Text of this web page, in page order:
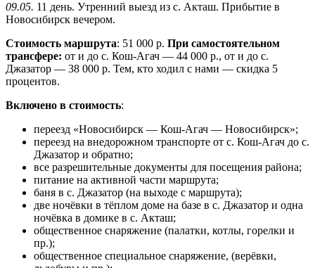
09.05. 11 день. Утренний выезд из с. Акташ. Прибытие в
Новосибирск вечером.
Стоимость маршрута: 51 000 р. При самостоятельном
трансфере: от и до с. Кош-Агач — 44 000 р., от и до с.
Джазатор — 38 000 р. Тем, кто ходил с нами — скидка 5
процентов.
Включено в стоимость:
переезд «Новосибирск — Кош-Агач — Новосибирск»;
переезд на внедорожном транспорте от с. Кош-Агач до с.
Джазатор и обратно;
все разрешительные документы для посещения района;
питание на активной части маршрута;
баня в с. Джазатор (на выходе с маршрута);
две ночёвки в тёплом доме на базе в с. Джазатор и одна
ночёвка в домике в с. Акташ;
общественное снаряжение (палатки, котлы, горелки и
пр.);
общественное специальное снаряжение, (верёвки,